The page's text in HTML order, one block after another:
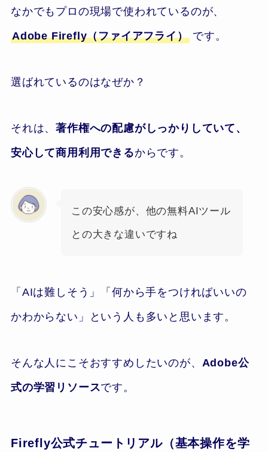
なかでもプロの現場で使われているのが、
Adobe Firefly（ファイアフライ） です。
選ばれているのはなぜか？
それは、著作権への配慮がしっかりしていて、
安心して商用利用できるからです。
この安心感が、他の無料AIツール
との大きな違いですね
「AIは難しそう」「何から手をつければいいの
かわからない」という人も多いと思います。
そんな人にこそおすすめしたいのが、 Adobe公
式の学習リソースです。
Firefly公式チュートリアル（基本操作を学